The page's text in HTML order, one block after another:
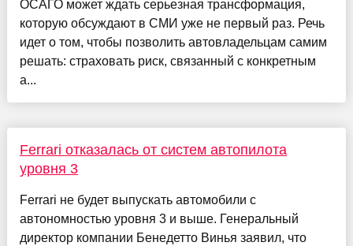
ОСАГО может ждать серьезная трансформация,
которую обсуждают в СМИ уже не первый раз. Речь
идет о том, чтобы позволить автовладельцам самим
решать: страховать риск, связанный с конкретным
а...
Ferrari отказалась от систем автопилота
уровня 3
Ferrari не будет выпускать автомобили с
автономностью уровня 3 и выше. Генеральный
директор компании Бенедетто Винья заявил, что